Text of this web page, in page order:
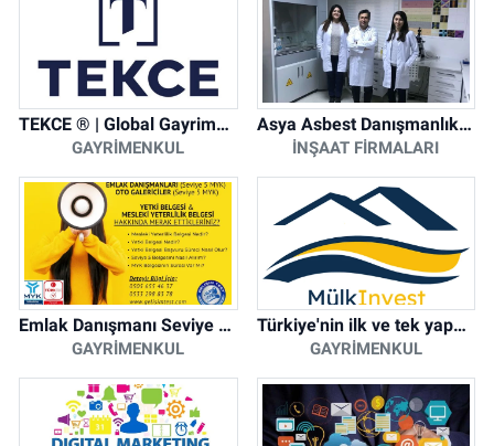
TEKCE ® | Global Gayrimenkul Şirketi
GAYRIMENKUL
Asya Asbest Danışmanlık - Asbest Söküm ve Asbest Raporu
İNŞAAT FIRMALARI
Emlak Danışmanı Seviye 5 Mesleki Yeterlilik Belgesi
GAYRIMENKUL
Türkiye'nin ilk ve tek yapay zeka destekli arsa ilan platformu
GAYRIMENKUL